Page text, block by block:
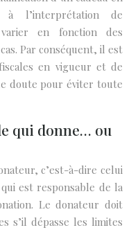
à l’interprétation de
en fonction des
Par conséquent, il est
en vigueur et de
doute pour éviter toute
qui donne… ou
c’est-à-dire celui
est responsable de la
Le donateur doit
s’il dépasse les limites